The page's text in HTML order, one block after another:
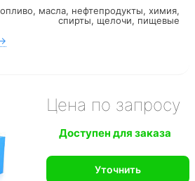
масла, нефтепродукты, химия,
спирты, щелочи, пищевые
Цена по запросу
Доступен для заказа
Уточнить